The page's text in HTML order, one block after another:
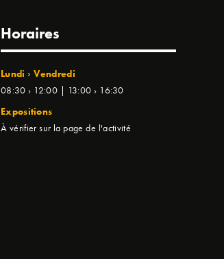
Horaires
Lundi › Vendredi
08:30 › 12:00 | 13:00 › 16:30
Expositions
À vérifier sur la page de l'activité